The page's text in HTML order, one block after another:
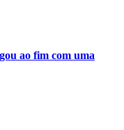
ao fim com uma